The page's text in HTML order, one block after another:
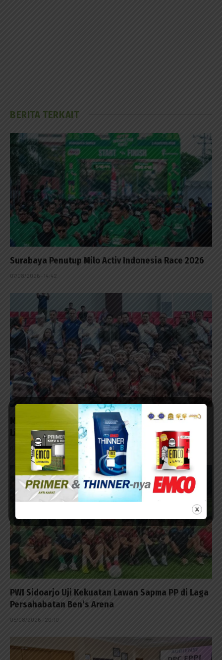
BERITA TERKAIT
Surabaya Penutup Milo Activ Indonesia Race 2026
07/08/2026 - 14:42
Muaythai Naik Kelas, Erick Thohir Puji LaNyalla:
Lihai Bangun Olahraga dari Grassroots
05/08/2026 - 20:41
PWI Sidoarjo Uji Kekuatan Lawan Sapma PP di Laga
Persahabatan Ben’s Arena
05/08/2026 - 20:10